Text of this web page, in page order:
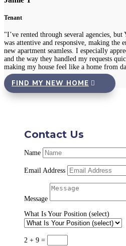
Tenant
"I’ve rented through several agencies,
was attentive and responsive, making the
new apartment seamless. I especially
and the way they handled my requests
making my house feel like a home from
FIND MY NEW HOME
Contact Us
Name
Email Address
Message
What Is Your Position (select)
2 + 9 =